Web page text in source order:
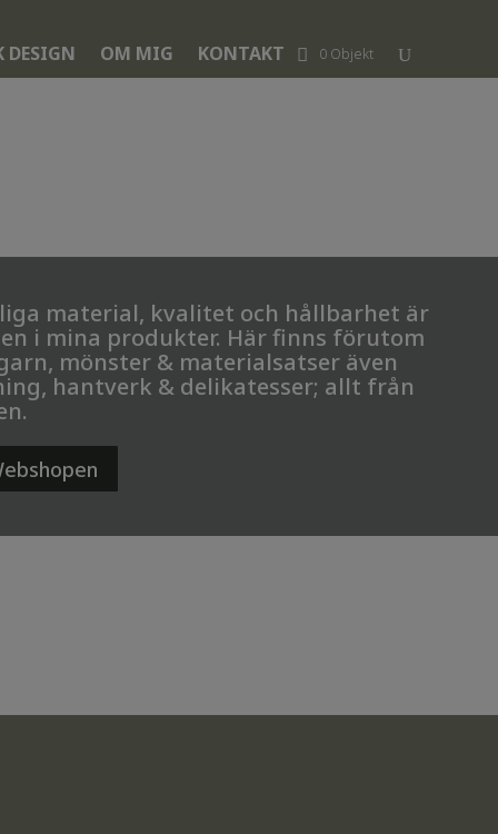
DESIGN OM MIG KONTAKT 0 Objekt
material, kvalitet och hållbarhet är
i mina produkter. Här finns förutom
mönster & materialsatser även
hantverk & delikatesser; allt från